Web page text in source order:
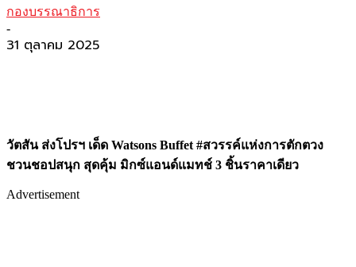
กองบรรณาธิการ
-
31 ตุลาคม 2025
วัตสัน ส่งโปรฯ เด็ด Watsons Buffet #สวรรค์แห่งการตักตวง
ชวนชอปสนุก สุดคุ้ม มิกซ์แอนด์แมทช์ 3 ชิ้นราคาเดียว
Advertisement